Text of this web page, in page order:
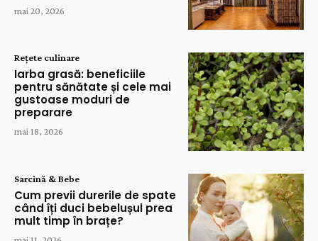
mai 20, 2026
Rețete culinare
Iarba grasă: beneficiile
pentru sănătate și cele mai
gustoase moduri de
preparare
mai 18, 2026
Sarcină & Bebe
Cum previi durerile de spate
când îți duci bebelușul prea
mult timp în brațe?